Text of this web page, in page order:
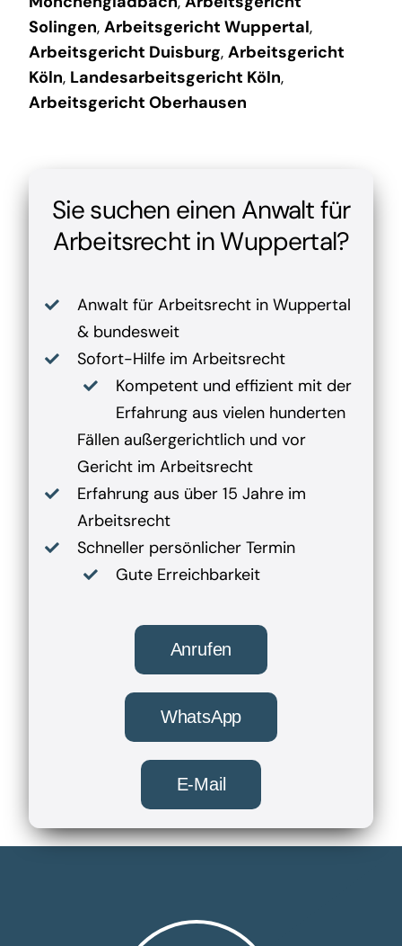
Solingen, Arbeitsgericht Wuppertal,
Arbeitsgericht Duisburg, Arbeitsgericht
Köln, Landesarbeitsgericht Köln,
Arbeitsgericht Oberhausen
Sie suchen einen Anwalt für
Arbeitsrecht in Wuppertal?
Anwalt für Arbeitsrecht in Wuppertal
& bundesweit
Sofort-Hilfe im Arbeitsrecht
Kompetent und effizient mit der
Erfahrung aus vielen hunderten
Fällen außergerichtlich und vor
Gericht im Arbeitsrecht
Erfahrung aus über 15 Jahre im
Arbeitsrecht
Schneller persönlicher Termin
Gute Erreichbarkeit
Anrufen
WhatsApp
E-Mail